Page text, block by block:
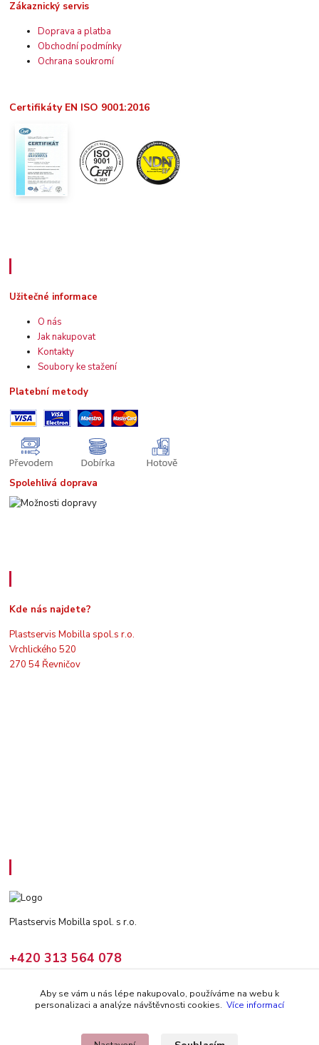
Zákaznický servis
Doprava a platba
Obchodní podmínky
Ochrana soukromí
Certifikáty EN ISO 9001:2016
Užitečné informace
O nás
Jak nakupovat
Kontakty
Soubory ke stažení
Platební metody
Spolehlivá doprava
Kde nás najdete?
Plastservis Mobilla spol.s r.o.
Vrchlického 520
270 54 Řevničov
Plastservis Mobilla spol. s r.o.
+420 313 564 078
(Po - Pá: 6 - 14:30 hod)
prodej@climair.cz
Aby se vám u nás lépe nakupovalo, používáme na webu k
personalizaci a analýze návštěvnosti cookies. Více informací